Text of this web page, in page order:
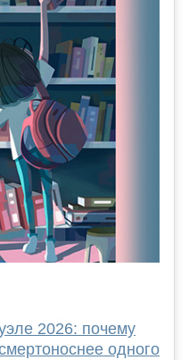
2026: почему
одного